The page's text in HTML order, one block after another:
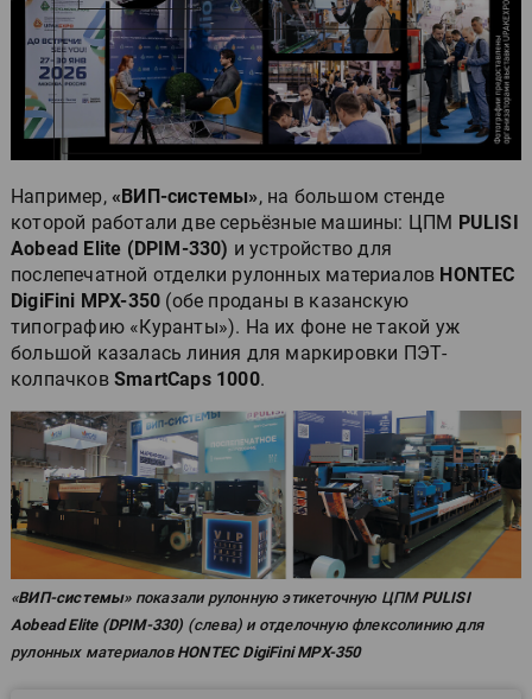
Например, «ВИП-системы», на большом стенде
которой работали две серьёзные машины: ЦПМ PULISI
Aobead Elite (DPIM-330) и устройство для
послепечатной отделки рулонных материалов HONTEC
DigiFini MPX-350 (обе проданы в казанскую
типографию «Куранты»). На их фоне не такой уж
большой казалась линия для маркировки ПЭТ-
колпачков SmartCaps 1000.
«ВИП-системы»показали рулонную этикеточную ЦПМ PULISI
Aobead Elite (DPIM-330) (слева) и отделочную флексолинию для
рулонных материалов HONTEC DigiFini MPX-350